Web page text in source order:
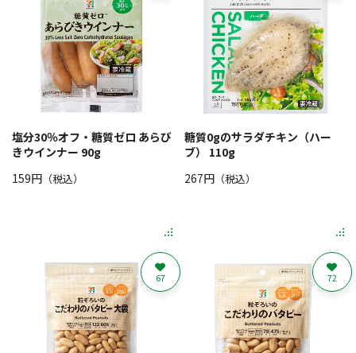
塩分30％オフ・糖質ゼロ あらび
きウインナー 90g
159円 （税込）
糖質0gのサラダチキン（ハー
ブ） 110g
267円（税込）
67 72